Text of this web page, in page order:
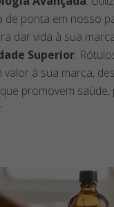
de ponta em nosso
dar vida à sua
Superior:
valor à sua marca,
promovem saúde,